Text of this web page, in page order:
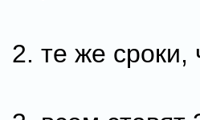
2. те же сроки,